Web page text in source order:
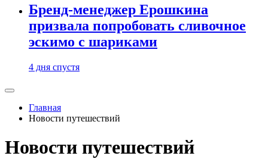
Бренд-менеджер Ерошкина
призвала попробовать сливочное
эскимо с шариками
4 дня спустя
Главная
Новости путешествий
Новости путешествий